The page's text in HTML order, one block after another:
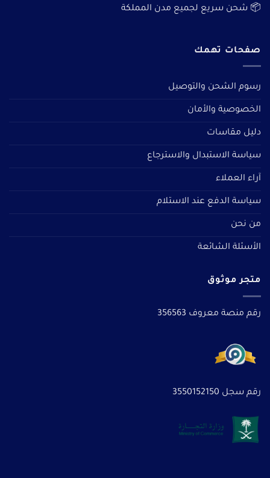
📦 شحن سريع لجميع مدن المملكة
صفحات تهمك
رسوم الشحن والتوصيل
الخصوصية والأمان
دليل مقاسات
سياسة الاستبدال والاسترجاع
آراء العملاء
سياسة الدفع عند الاستلام
من نحن
الأسئلة الشائعة
متجر موثوق
رقم منصة معروف 356563
رقم سجل 3550152150